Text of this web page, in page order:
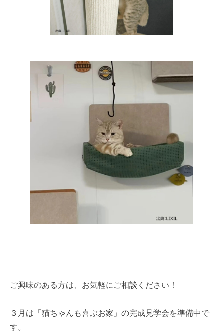
ご興味のある方は、お気軽にご相談ください！
３月は「猫ちゃんも喜ぶお家」の完成見学会を準備中で
す。